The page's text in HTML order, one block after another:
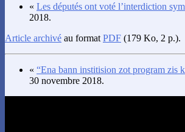
« Les députés ont voté l’interdiction
2018.
Article archivé au format PDF (179 Ko, 2 p.).
« “Ena bann institision zot program zis
30 novembre 2018.